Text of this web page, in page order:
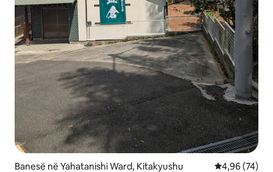
Banesë në Yahatanishi Ward, Kitakyushu Vlerësimi
4,96 (74)